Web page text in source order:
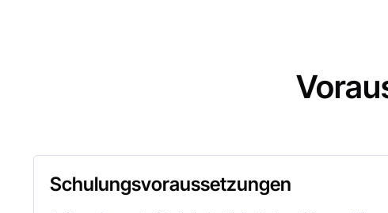
Schulungsvoraussetzungen